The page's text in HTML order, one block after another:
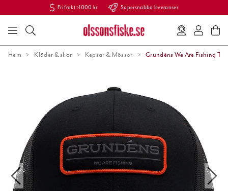
Fri frakt >1000 kr Supersnabba leveranser
Hem Kläder & skor Kepsar & Mössor Grundéns We Are Fishing